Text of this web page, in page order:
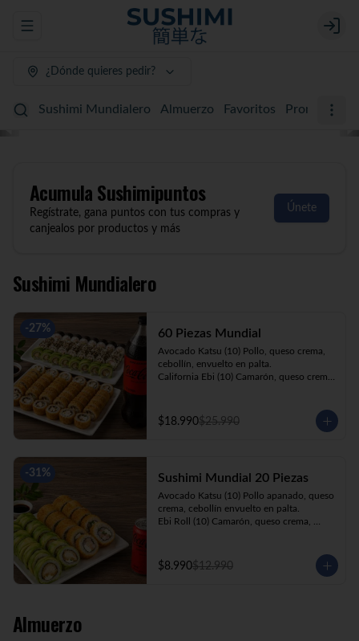
Abrir menu de navegación Login
¿Dónde quieres pedir?
Sushimi Mundialero Almuerzo Favoritos Promociones
AcumulaSushimipuntos
Regístrate, gana puntos con tus compras y
canjealos por productos y más
Únete
Sushimi Mundialero
-27% 60 Piezas Mundial
Avocado Katsu (10) Pollo, queso crema,
cebollín, envuelto en palta.
California Ebi (10) Camarón, queso crema,
crema, cebollín, envuelto en sésamo.
Katsu Roll (10) Pollo apanado, queso
Kani Maki (10) Kanikama, palta, envuelto
en nori.
+ Bebida 1.5lt.
$18.990$25.990
-31% Sushimi Mundial 20 Piezas
Avocado Katsu (10) Pollo apanado, queso
crema, cebollín envuelto en palta.
Ebi Roll (10) Camarón, queso crema,
$8.990$12.990
Almuerzo